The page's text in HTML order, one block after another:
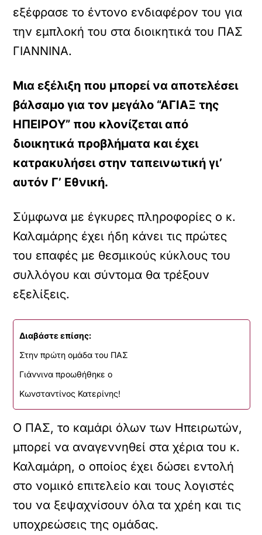
εξέφρασε το έντονο ενδιαφέρον του για
την εμπλοκή του στα διοικητικά του ΠΑΣ
ΓΙΑΝΝΙΝΑ.
Μια εξέλιξη που μπορεί να αποτελέσει
βάλσαμο για τον μεγάλο “ΑΓΙΑΞ της
ΗΠΕΙΡΟΥ” που κλονίζεται από
διοικητικά προβλήματα και έχει
κατρακυλήσει στην ταπεινωτική γι’
αυτόν Γ’ Εθνική.
Σύμφωνα με έγκυρες πληροφορίες ο κ.
Καλαμάρης έχει ήδη κάνει τις πρώτες
του επαφές με θεσμικούς κύκλους του
συλλόγου και σύντομα θα τρέξουν
εξελίξεις.
Διαβάστε επίσης:
Στην πρώτη ομάδα του ΠΑΣ
Γιάννινα προωθήθηκε ο
Κωνσταντίνος Κατερίνης!
Ο ΠΑΣ, το καμάρι όλων των Ηπειρωτών,
μπορεί να αναγεννηθεί στα χέρια του κ.
Καλαμάρη, ο οποίος έχει δώσει εντολή
στο νομικό επιτελείο και τους λογιστές
του να ξεψαχνίσουν όλα τα χρέη και τις
υποχρεώσεις της ομάδας.